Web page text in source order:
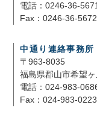
電話：0246-36-
Fax：0246-36-5672
中通り連絡事務所
〒963-8035
福島県郡山市希望
電話：024-983-
Fax：024-983-0223